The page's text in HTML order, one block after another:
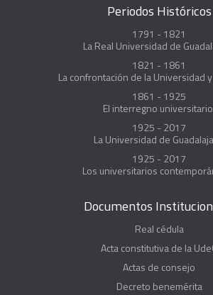
Periodos Históricos
1791 - 1821
La Real Universidad de
1821 - 1861
La confrontación de la Universidad
1861 - 1925
El interregno
1925 - 2017
La Universidad de
1925 - 2017
Los universitarios
Documentos
Real cédula
Acta constitutiva de la
Actas de consejo
Decreto benemérita